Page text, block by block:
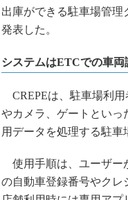
出庫ができる駐車場管理
発表した。
システムはETCでの車
CREPEは、駐車場利
やカメラ、ゲートといっ
用データを処理する駐車
使用手順は、ユーザー
の自動車登録番号やクレ